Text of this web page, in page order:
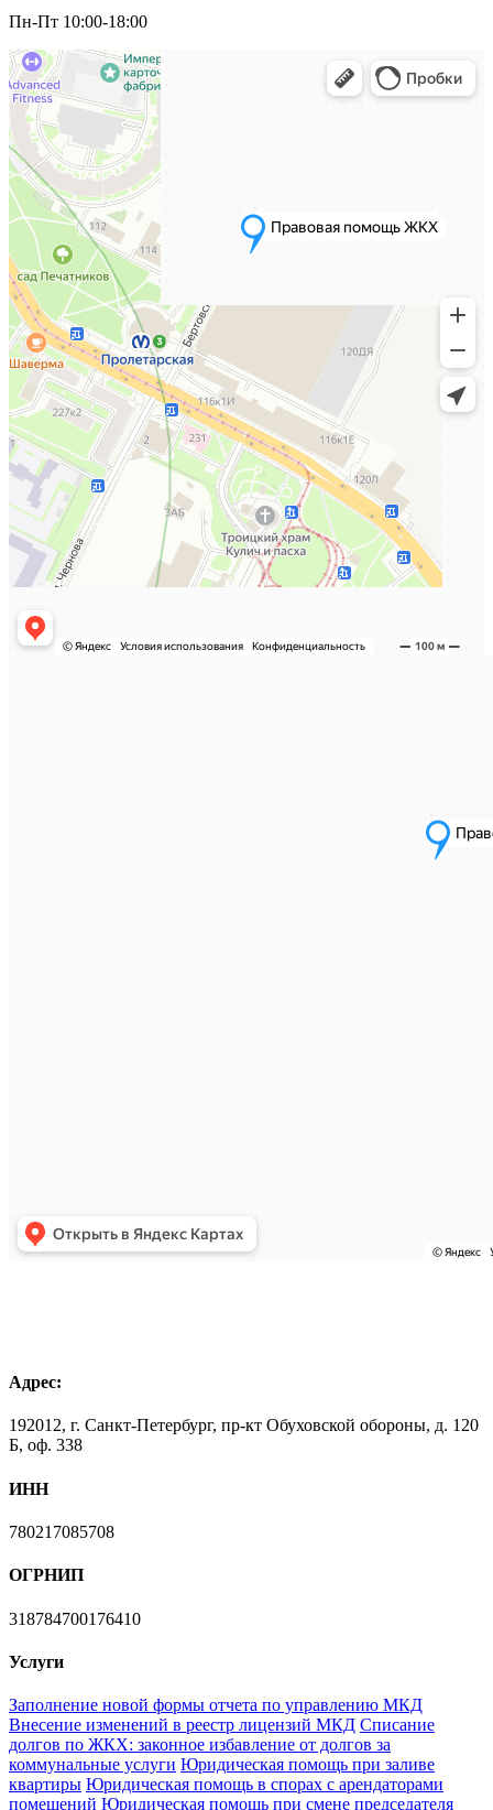
Пн-Пт 10:00-18:00
Адрес:
192012, г. Санкт-Петербург, пр-кт Обуховской обороны, д. 120
Б, оф. 338
ИНН
780217085708
ОГРНИП
318784700176410
Услуги
Заполнение новой формы отчета по управлению МКД
Внесение изменений в реестр лицензий МКД Списание
долгов по ЖКХ: законное избавление от долгов за
коммунальные услуги Юридическая помощь при заливе
квартиры Юридическая помощь в спорах с арендаторами
помещений Юридическая помощь при смене председателя